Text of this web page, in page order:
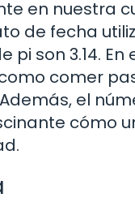
en nuestra
de fecha
son 3.14.
comer
el
cómo